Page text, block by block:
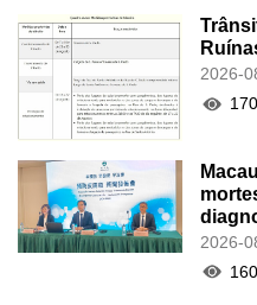
2026-
170
2026-
160